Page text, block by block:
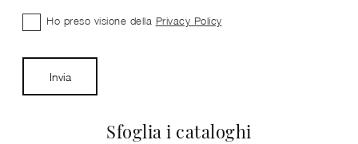
Sfoglia i cataloghi
Ho preso visione della Privacy Policy
Invia